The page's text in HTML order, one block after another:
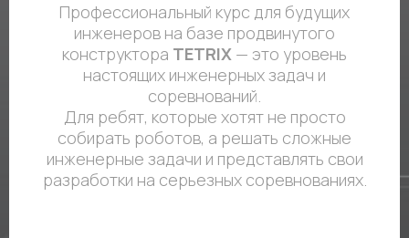
Профессиональный курс для будущих
инженеров на базе продвинутого
конструктора TETRIX — это уровень
настоящих инженерных задач и
соревнований.
Для ребят, которые хотят не просто
собирать роботов, а решать сложные
инженерные задачи и представлять свои
разработки на серьезных соревнованиях.